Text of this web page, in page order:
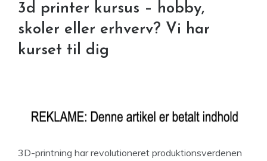
3d printer kursus – hobby,
skoler eller erhverv? Vi har
kurset til dig
3D-printning har revolutioneret produktionsverdenen